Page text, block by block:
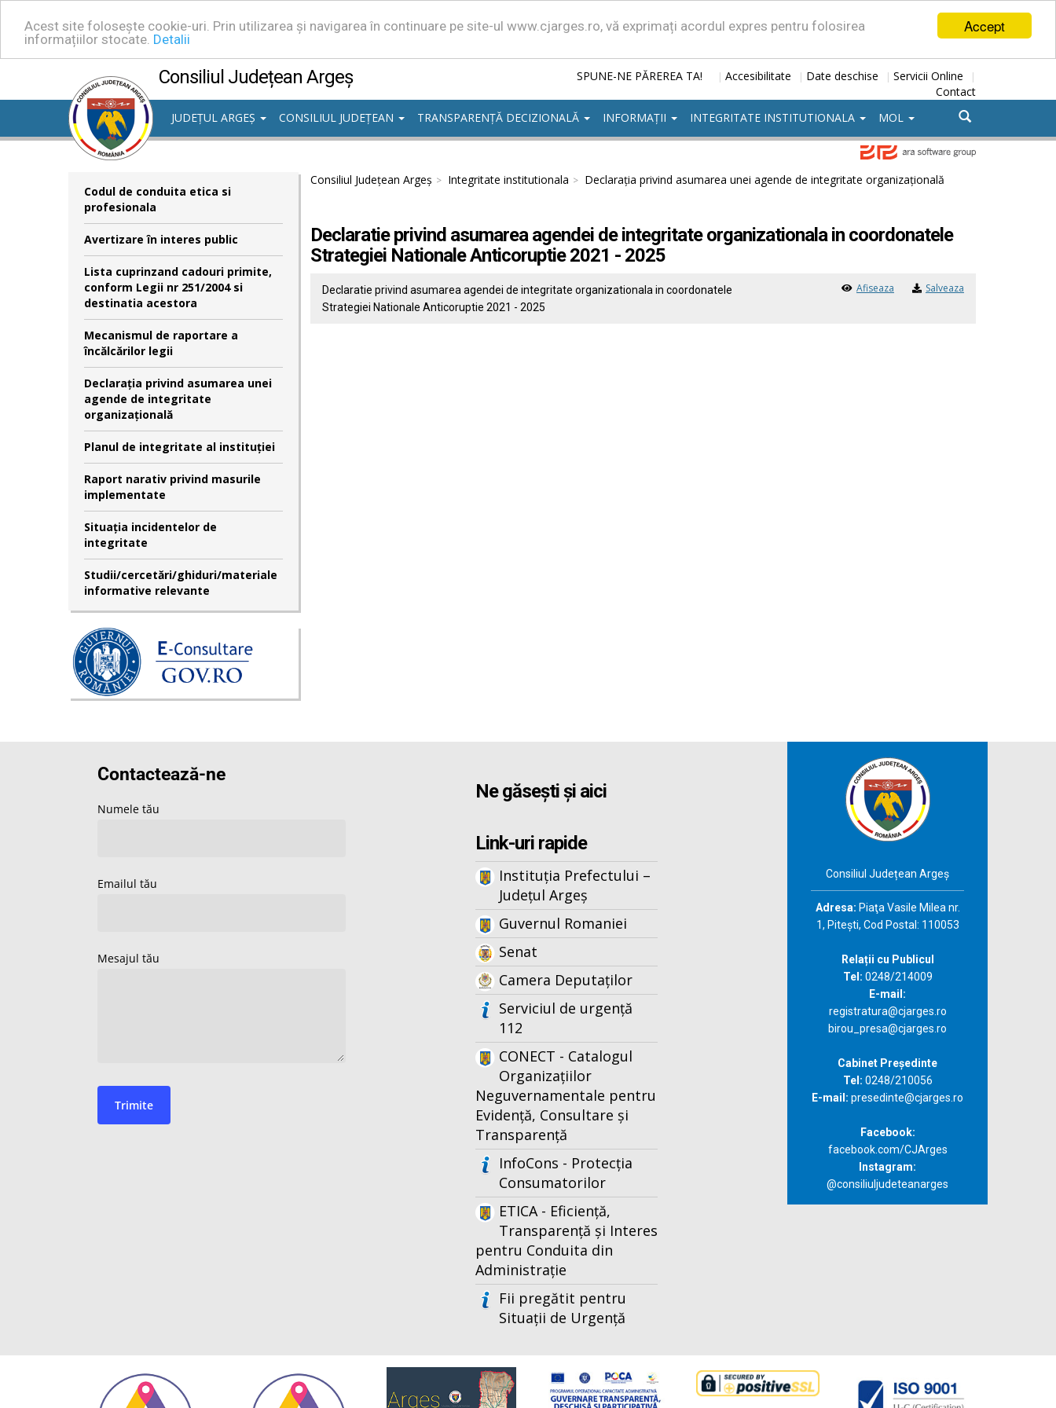
Accept
Acest site folosește cookie-uri. Prin utilizarea și navigarea în continuare pe site-ul www.cjarges.ro, vă exprimați acordul expres pentru folosirea
informațiilor stocate. Detalii
Consiliul Județean Argeș SPUNE-NE PĂREREA TA! | Accesibilitate | Date deschise | Servicii Online |
Contact
JUDEȚUL ARGEȘ
CONSILIUL JUDEȚEAN TRANSPARENȚĂ DECIZIONALĂ INFORMAȚII INTEGRITATE INSTITUTIONALA MOL
Codul de conduita etica si
profesionala
Avertizare în interes public
Lista cuprinzand cadouri primite,
conform Legii nr 251/2004 si
destinatia acestora
Mecanismul de raportare a
încălcărilor legii
Declaraţia privind asumarea unei
agende de integritate
organizaţională
Planul de integritate al instituției
Raport narativ privind masurile
implementate
Situația incidentelor de
integritate
Studii/cercetări/ghiduri/materiale
informative relevante
Consiliul Județean Argeș Integritate institutionala Declaraţia privind asumarea unei agende de integritate organizaţională
Declaratie privind asumarea agendei de integritate organizationala in coordonatele
Strategiei Nationale Anticoruptie 2021 - 2025
Declaratie privind asumarea agendei de integritate organizationala in coordonatele
Strategiei Nationale Anticoruptie 2021 - 2025
Afiseaza Salveaza
Ne găsești și aici
Link-uri rapide
Instituția Prefectului –
Județul Argeș
Guvernul Romaniei
Senat
Camera Deputaților
Serviciul de urgență
112
CONECT - Catalogul
Organizațiilor
Neguvernamentale pentru
Evidență, Consultare și
Transparență
InfoCons - Protecția
Consumatorilor
ETICA - Eficiență,
Transparență și Interes
pentru Conduita din
Administrație
Fii pregătit pentru
Situații de Urgență
Consiliul Județean Argeș
Adresa: Piaţa Vasile Milea nr.
1, Piteşti, Cod Postal: 110053
Relații cu Publicul
Tel: 0248/214009
E-mail:
registratura@cjarges.ro
birou_presa@cjarges.ro
Cabinet Președinte
Tel: 0248/210056
E-mail: presedinte@cjarges.ro
Facebook:
facebook.com/CJArges
Instagram:
@consiliuljudeteanarges